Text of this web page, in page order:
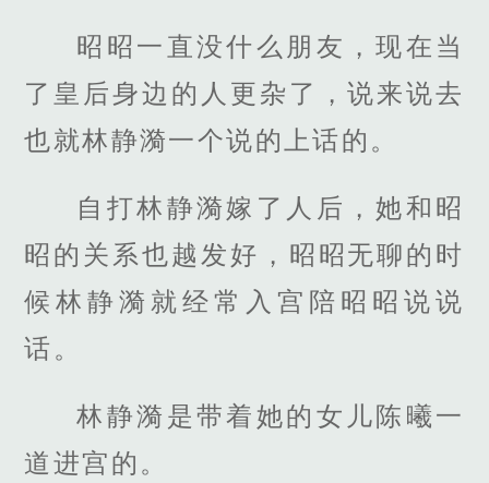
昭昭一直没什么朋友，现在当
了皇后身边的人更杂了，说来说去
也就林静漪一个说的上话的。
自打林静漪嫁了人后，她和昭
昭的关系也越发好，昭昭无聊的时
候林静漪就经常入宫陪昭昭说说
话。
林静漪是带着她的女儿陈曦一
道进宫的。